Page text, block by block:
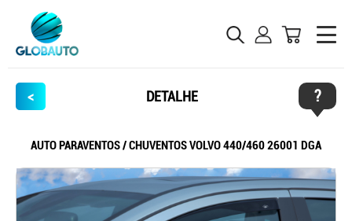
< DETALHE ?
AUTO PARAVENTOS / CHUVENTOS VOLVO 440/460 26001 DGA